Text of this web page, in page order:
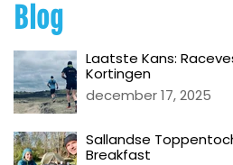
Blog
Laatste Kans:
Kortingen
december 17, 2025
Sallandse
Breakfast